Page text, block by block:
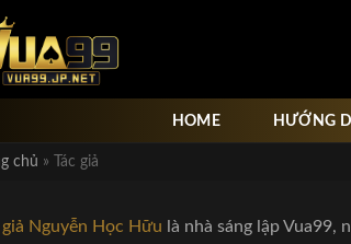
HOME HƯỚNG
chủ » Tác giả
giả Nguyễn Học Hữu là nhà sáng lập